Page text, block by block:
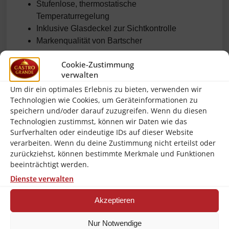
Cookie-Zustimmung
verwalten
Um dir ein optimales Erlebnis zu bieten, verwenden wir
Technologien wie Cookies, um Geräteinformationen zu
speichern und/oder darauf zuzugreifen. Wenn du diesen
Technologien zustimmst, können wir Daten wie das
Surfverhalten oder eindeutige IDs auf dieser Website
verarbeiten. Wenn du deine Zustimmung nicht erteilst oder
zurückziehst, können bestimmte Merkmale und Funktionen
beeinträchtigt werden.
Dienste verwalten
Akzeptieren
Nur Notwendige
Stufenlose, thermostatische
Temperaturregelung
Inklusive Glasdeckel zur Sichtkontrolle
Markenqualität von Bartscher
Technische Daten
Marke / Modell
GTIN / EAN 4015613419688
Pfannen-Ø innen ca. 380 mm
Innenhöhe ca. 80 mm (≈ 8 L)
Leistung /
Spannung
1.500 W / 230 V / 50 Hz
Temperaturregelung
Innenbeschichtung
Multipfanne, Glasdeckel